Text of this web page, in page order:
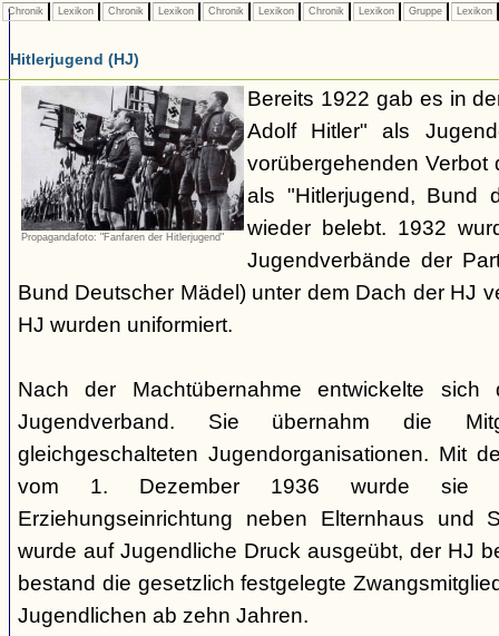
Chronik Lexikon Chronik Lexikon Chronik Lexikon Chronik Lexikon Gruppe Lexikon
Hitlerjugend (HJ)
Propagandafoto: "Fanfaren der Hitlerjugend"
Bereits 1922 gab es in
Adolf Hitler" als
vorübergehenden Verbot
als "Hitlerjugend, Bund
wieder belebt. 1932
Jugendverbände der
Bund Deutscher Mädel) unter dem Dach der HJ
HJ wurden uniformiert.
Nach der Machtübernahme entwickelte
Jugendverband. Sie übernahm die
gleichgeschalteten Jugendorganisationen. Mit
vom 1. Dezember 1936 wurde sie
Erziehungseinrichtung neben Elternhaus und
wurde auf Jugendliche Druck ausgeübt, der HJ
bestand die gesetzlich festgelegte
Jugendlichen ab zehn Jahren.